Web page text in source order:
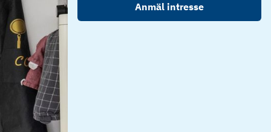
Anmäl intresse